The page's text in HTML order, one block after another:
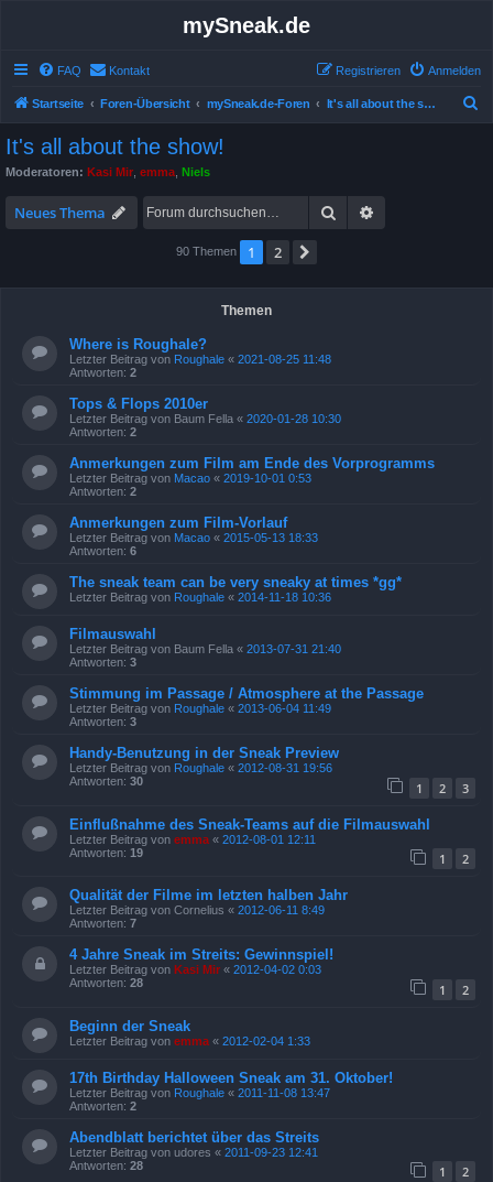
mySneak.de
FAQ Kontakt Anmelden
Registrieren
Startseite Foren-Übersicht mySneak.de-Foren It's all about the show!
It's all about the show!
Moderatoren: Kasi Mir emma Niels
Neues Thema Suche
90 Themen 1 2
Themen
Where is Roughale?
Letzter Beitrag von Roughale « 2021-08-25 11:48
Antworten: 2
Tops & Flops 2010er
Letzter Beitrag von Baum Fella « 2020-01-28 10:30
Antworten: 2
Anmerkungen zum Film am Ende des Vorprogramms
Letzter Beitrag von Macao « 2019-10-01 0:53
Antworten: 2
Anmerkungen zum Film-Vorlauf
Letzter Beitrag von Macao « 2015-05-13 18:33
Antworten: 6
The sneak team can be very sneaky at times *gg*
Letzter Beitrag von Roughale « 2014-11-18 10:36
Filmauswahl
Letzter Beitrag von Baum Fella « 2013-07-31 21:40
Antworten: 3
Stimmung im Passage / Atmosphere at the Passage
Letzter Beitrag von Roughale « 2013-06-04 11:49
Antworten: 3
Handy-Benutzung in der Sneak Preview
Letzter Beitrag von Roughale « 2012-08-31 19:56
Antworten: 30 1 2 3
Einflußnahme des Sneak-Teams auf die Filmauswahl
Letzter Beitrag von emma « 2012-08-01 12:11
Antworten: 19 1 2
Qualität der Filme im letzten halben Jahr
Letzter Beitrag von Cornelius « 2012-06-11 8:49
Antworten: 7
4 Jahre Sneak im Streits: Gewinnspiel!
Letzter Beitrag von Kasi Mir « 2012-04-02 0:03
Antworten: 28 1 2
Beginn der Sneak
Letzter Beitrag von emma « 2012-02-04 1:33
17th Birthday Halloween Sneak am 31. Oktober!
Letzter Beitrag von Roughale « 2011-11-08 13:47
Antworten: 2
Abendblatt berichtet über das Streits
Letzter Beitrag von udores « 2011-09-23 12:41
Antworten: 28 1 2